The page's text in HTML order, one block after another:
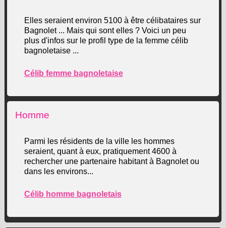
Elles seraient environ 5100 à être célibataires sur
Bagnolet ... Mais qui sont elles ? Voici un peu
plus d'infos sur le profil type de la femme célib
bagnoletaise ...
Célib femme bagnoletaise
Homme
Parmi les résidents de la ville les hommes
seraient, quant à eux, pratiquement 4600 à
rechercher une partenaire habitant à Bagnolet ou
dans les environs...
Célib homme bagnoletais